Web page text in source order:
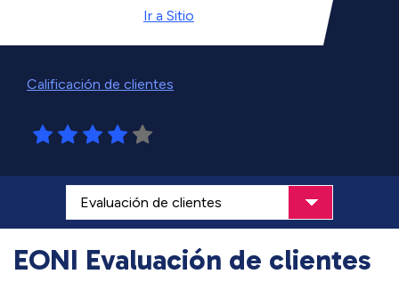
Ir a Sitio
Calificación de clientes
EONI Evaluación de clientes